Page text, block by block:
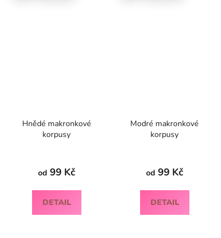
Hnědé makronkové
korpusy
od 99 Kč
DETAIL
Modré makronkové
korpusy
od 99 Kč
DETAIL